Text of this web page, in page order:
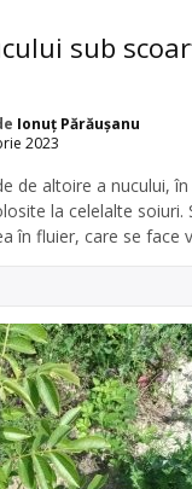
sub
Ionuț Părăușanu
2023
de altoire a nucului,
la celelalte soiuri.
în fluier, care se face